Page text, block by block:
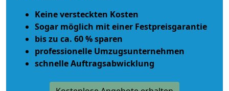
Keine versteckten Kosten
Sogar möglich mit einer Festpreisgarantie
bis zu ca. 60 % sparen
professionelle Umzugsunternehmen
schnelle Auftragsabwicklung